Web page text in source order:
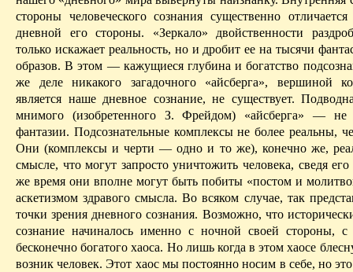
стороны человеческого сознания существенно
дневной его стороны. «Зеркало» двойственности
только искажает реальность, но и дробит ее на тысячи
образов. В этом — кажущиеся глубина и богатство
же деле никакого загадочного «айсберга», вершиной
является наше дневное сознание, не существует.
мнимого (изобретенного З. Фрейдом) «айсберга» — не
фантазии. Подсознательные комплексы не более реальны,
Они (комплексы и черти — одно и то же), конечно же,
смысле, что могут запросто уничтожить человека, сведя
же время они вполне могут быть побиты «постом и
аскетизмом здравого смысла. Во всяком случае, так
точки зрения дневного сознания. Возможно, что
сознание начиналось именно с ночной своей стороны, с
бесконечно богатого хаоса. Но лишь когда в этом хаосе
возник человек. Этот хаос мы постоянно носим в себе, но